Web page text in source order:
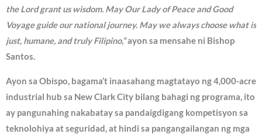
the Lord grant us wisdom. May Our Lady of Peace and Good
Voyage guide our national journey. May we always choose what is
just, humane, and truly Filipino,”ayon sa mensahe ni Bishop
Santos.
Ayon sa Obispo, bagama’t inaasahang magtatayo ng 4,000-acre
industrial hub sa New Clark City bilang bahagi ng programa, ito
ay pangunahing nakabatay sa pandaigdigang kompetisyon sa
teknolohiya at seguridad, at hindi sa pangangailangan ng mga